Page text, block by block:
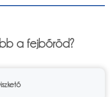
a fejbőröd?